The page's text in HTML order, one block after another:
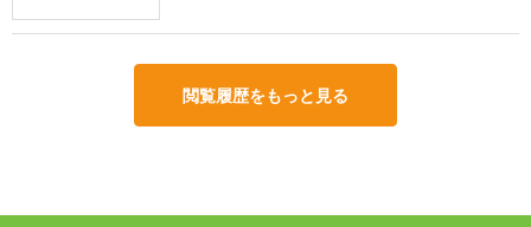
閲覧履歴をもっと見る